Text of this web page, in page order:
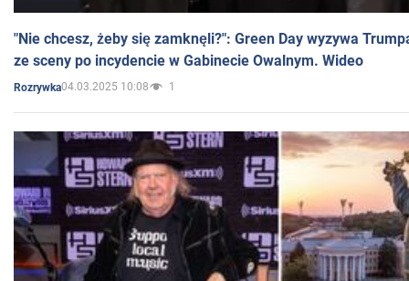
"Nie chcesz, żeby się zamknęli?": Green Day wyzywa
ze sceny po incydencie w Gabinecie Owalnym. Wideo
Rozrywka04.03.2025 10:08 1